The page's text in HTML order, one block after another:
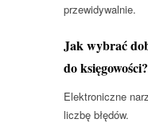
przewidywalnie.
Jak wybrać
do księgowości?
Elektroniczne
liczbę błędów.